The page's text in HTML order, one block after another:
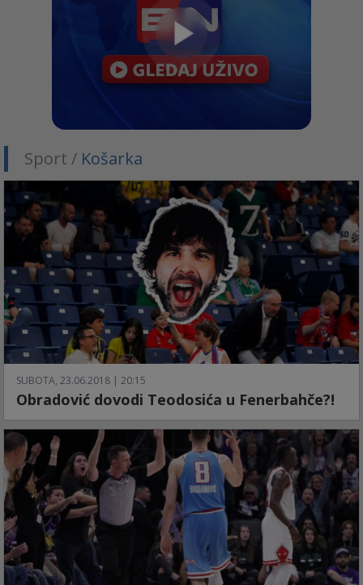
Sport / Košarka
SUBOTA, 23.06.2018 | 20:15
Obradović dovodi Teodosića u Fenerbahče?!